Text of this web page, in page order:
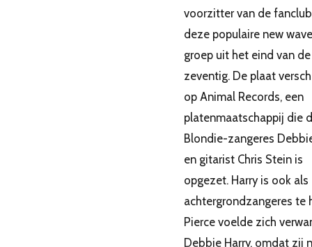
voorzitter van de
deze populaire new
groep uit het eind van
zeventig. De plaat
op Animal Records, een
platenmaatschappij die
Blondie-zangeres
en gitarist Chris Stein is
opgezet. Harry is ook als
achtergrondzangeres te
Pierce voelde zich
Debbie Harry, omdat zij